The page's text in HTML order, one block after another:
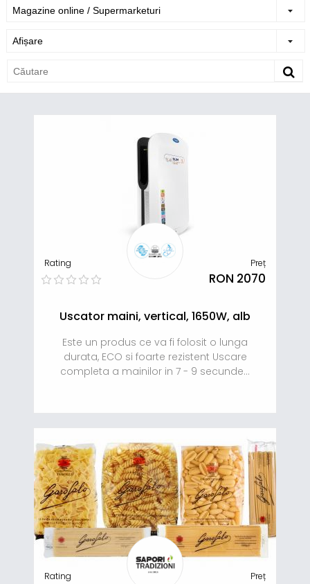
Rating Preț
RON 2070
Uscator maini, vertical, 1650W, alb
Este un produs ce va fi folosit o lunga
durata, ECO si foarte rezistent Uscare
completa a mainilor in 7 - 9 secunde...
Rating Preț